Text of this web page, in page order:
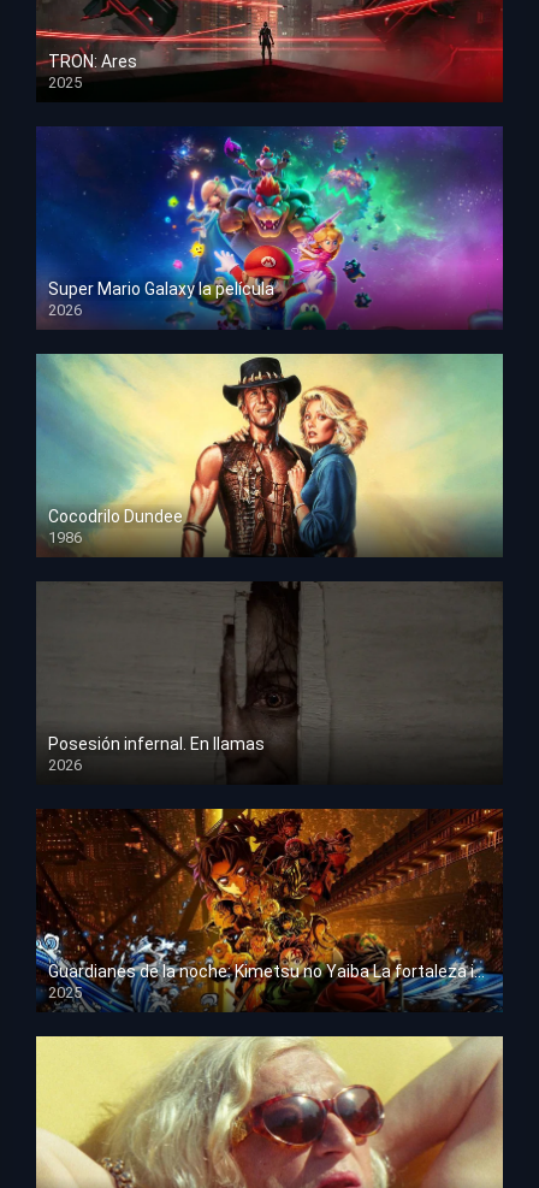
TRON: Ares
2025
HD 1080p
Super Mario Galaxy la película
2026
HD 1080p
Cocodrilo Dundee
1986
HD 1080p
Posesión infernal. En llamas
2026
HD 1080p
Guardianes de la noche: Kimetsu no Yaiba La fortaleza infinita
2025
HD 1080p